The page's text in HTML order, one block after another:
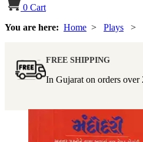
0 Cart
You are here: Home > Plays >
FREE SHIPPING
In Gujarat on orders over